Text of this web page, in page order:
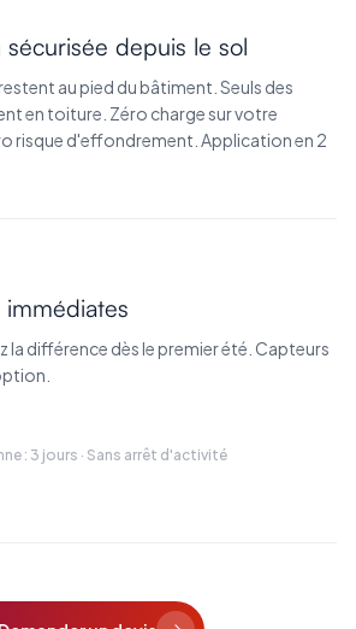
depuis le sol
au pied du bâtiment. Seuls des
en toiture. Zéro charge sur votre
risque d'effondrement. Application en 2
immédiates
la différence dès le premier été. Capteurs
: 3 jours · Sans arrêt d'activité